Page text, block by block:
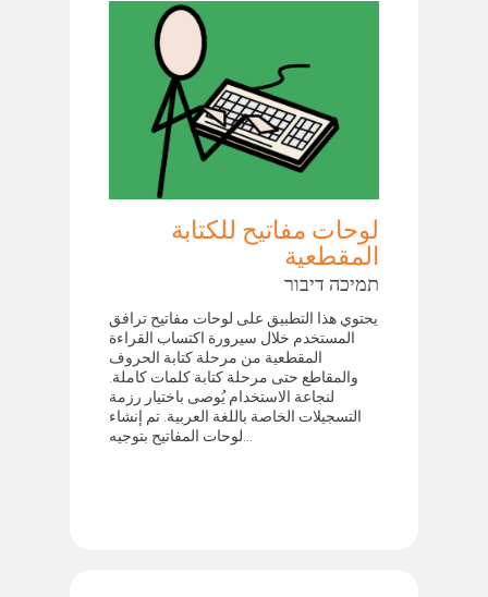
لوحات مفاتيح للكتابة
المقطعية
תמיכה דיבור
يحتوي هذا التطبيق على لوحات مفاتيح ترافق
المستخدم خلال سيرورة اكتساب القراءة
المقطعية من مرحلة كتابة الحروف
والمقاطع حتى مرحلة كتابة كلمات كاملة.
لنجاعة الاستخدام يُوصى باختيار رزمة
التسجيلات الخاصة باللغة العربية. تم إنشاء